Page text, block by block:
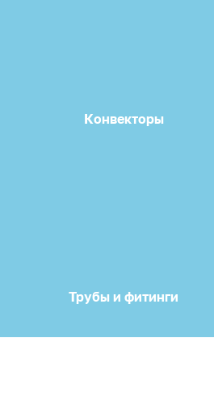
Конвекторы
Трубы и фитинги